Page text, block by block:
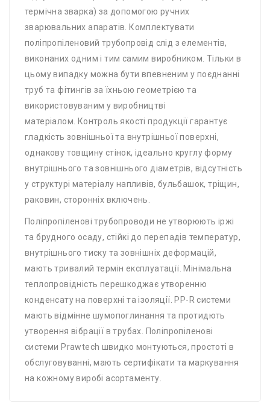
термічна зварка) за допомогою ручних
зварювальних апаратів. Комплектувати
поліпропіленовий трубопровід слід з елементів,
виконаних одним і тим самим виробником. Тільки в
цьому випадку можна бути впевненим у поєднанні
труб та фітингів за їхньою геометрією та
використовуваним у виробництві
матеріалом. Контроль якості продукції гарантує
гладкість зовнішньої та внутрішньої поверхні,
однакову товщину стінок, ідеально круглу форму
внутрішнього та зовнішнього діаметрів, відсутність
у структурі матеріалу напливів, бульбашок, тріщин,
раковин, сторонніх включень.
Поліпропіленові трубопроводи не утворюють іржі
та брудного осаду, стійкі до перепадів температур,
внутрішнього тиску та зовнішніх деформацій,
мають тривалий термін експлуатації. Мінімальна
теплопровідність перешкоджає утворенню
конденсату на поверхні та ізоляції. PP-R системи
мають відмінне шумопоглинання та протидють
утворення вібрації в трубах. Поліпропіленові
системи Prawtech швидко монтуються, простоті в
обслуговуванні, мають сертифікати та маркування
на кожному виробі асортаменту.